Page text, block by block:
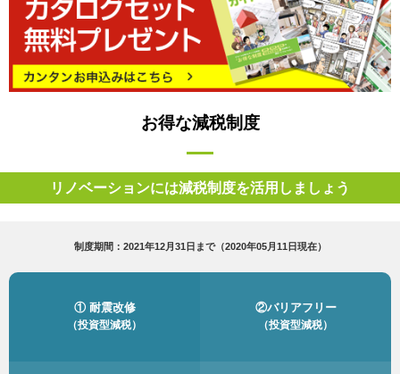
お得な減税制度
リノベーションには減税制度を活用しましょう
制度期間：2021年12月31日まで（2020年05月11日現在）
① 耐震改修
（投資型減税）
②バリアフリー
（投資型減税）